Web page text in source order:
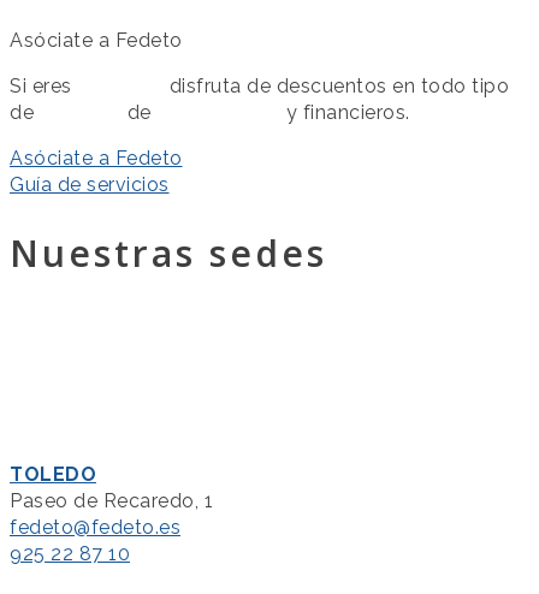
Asóciate a Fedeto
Si eres
disfruta de descuentos en todo tipo
de
de
y financieros.
Asóciate a Fedeto
Guía de servicios
Nuestras sedes
TOLEDO
Paseo de Recaredo, 1
fedeto@fedeto.es
925 22 87 10